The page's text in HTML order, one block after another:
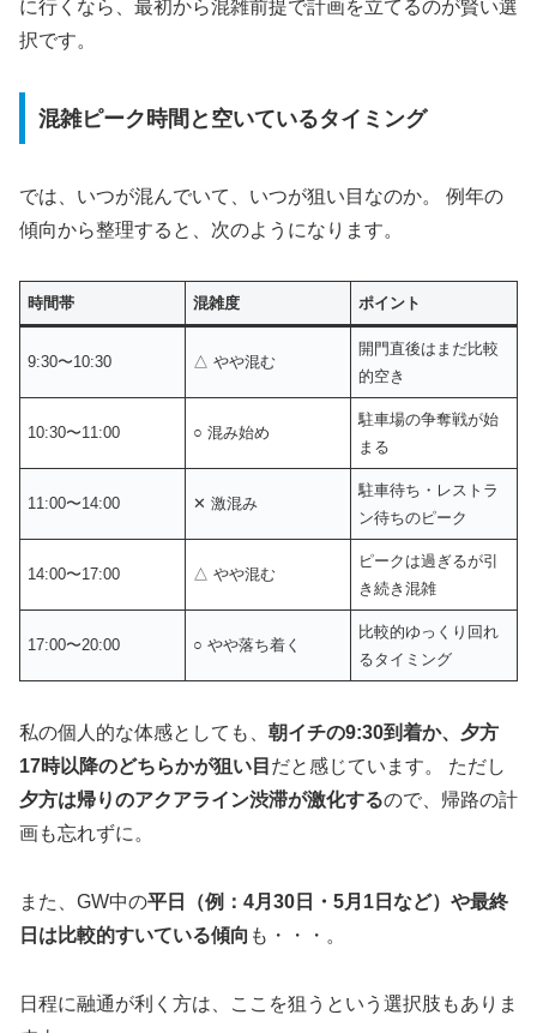
に行くなら、最初から混雑前提で計画を立てるのが賢い選
択です。
混雑ピーク時間と空いているタイミング
では、いつが混んでいて、いつが狙い目なのか。 例年の
傾向から整理すると、次のようになります。
時間帯 混雑度 ポイント
9:30〜10:30 △ やや混む
開門直後はまだ比較
的空き
10:30〜11:00 ○ 混み始め
駐車場の争奪戦が始
まる
11:00〜14:00 ✕ 激混み
駐車待ち・レストラ
ン待ちのピーク
14:00〜17:00 △ やや混む
ピークは過ぎるが引
き続き混雑
17:00〜20:00 ○ やや落ち着く
比較的ゆっくり回れ
るタイミング
私の個人的な体感としても、 朝イチの9:30到着か、夕方
17時以降のどちらかが狙い目 だと感じています。 ただし
夕方は帰りのアクアライン渋滞が激化するので、帰路の計
画も忘れずに。
また、GW中の平日（例：4月30日・5月1日など）や最終
日は比較的すいている傾向 も・・・。
日程に融通が利く方は、ここを狙うという選択肢もありま